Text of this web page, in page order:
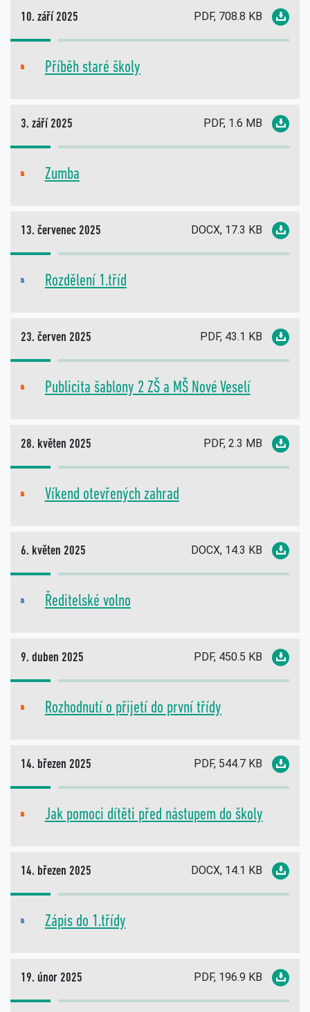
10. září 2025 PDF, 708.8 KB
Příběh staré školy
3. září 2025 PDF, 1.6 MB
Zumba
13. červenec 2025 DOCX, 17.3 KB
Rozdělení 1.tříd
23. červen 2025 PDF, 43.1 KB
Publicita šablony 2 ZŠ a MŠ Nové Veselí
28. květen 2025 PDF, 2.3 MB
Víkend otevřených zahrad
6. květen 2025 DOCX, 14.3 KB
Ředitelské volno
9. duben 2025 PDF, 450.5 KB
Rozhodnutí o přijetí do první třídy
14. březen 2025 PDF, 544.7 KB
Jak pomoci dítěti před nástupem do školy
14. březen 2025 DOCX, 14.1 KB
Zápis do 1.třídy
19. únor 2025 PDF, 196.9 KB